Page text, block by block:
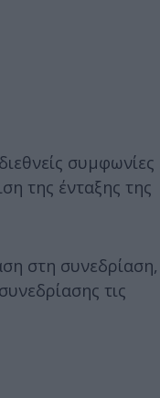
συμφωνίες
της ένταξης της
στη συνεδρίαση,
τις